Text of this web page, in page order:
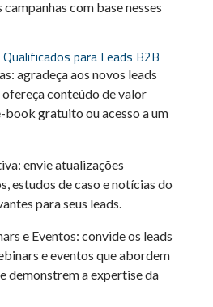
com base nesses
para Leads B2B
agradeça aos novos leads
conteúdo de valor
book gratuito ou acesso a um
envie atualizações
estudos de caso e notícias do
para seus leads.
e Eventos: convide os leads
e eventos que abordem
demonstrem a expertise da